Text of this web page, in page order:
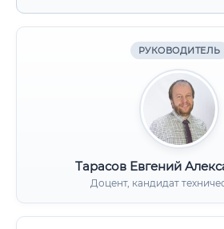
РУКОВОДИТЕЛЬ
Тарасов Евгений
Доцент, кандидат